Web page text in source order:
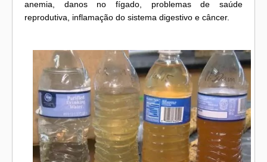
anemia, danos no fígado, problemas de saúde
reprodutiva, inflamação do sistema digestivo e câncer.